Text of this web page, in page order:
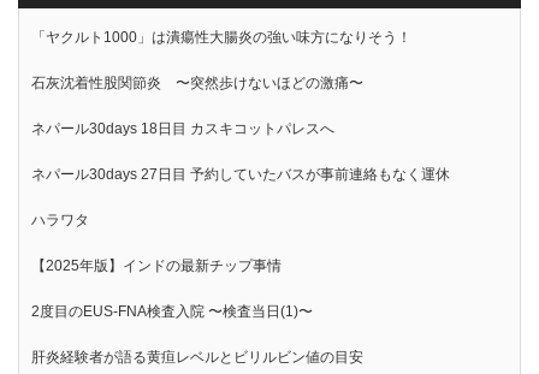
「ヤクルト1000」は潰瘍性大腸炎の強い味方になりそう！
石灰沈着性股関節炎 〜突然歩けないほどの激痛〜
ネパール30days 18日目 カスキコットパレスへ
ネパール30days 27日目 予約していたバスが事前連絡もなく運休
ハラワタ
【2025年版】インドの最新チップ事情
2度目のEUS-FNA検査入院 〜検査当日(1)〜
肝炎経験者が語る黄疸レベルとビリルビン値の目安